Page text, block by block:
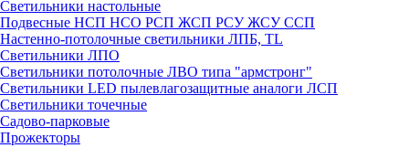
Светильники настольные
Подвесные НСП НСО РСП ЖСП РСУ ЖСУ ССП
Настенно-потолочные светильники ЛПБ, TL
Светильники ЛПО
Светильники потолочные ЛВО типа "армстронг"
Светильники LED пылевлагозащитные аналоги ЛСП
Светильники точечные
Садово-парковые
Прожекторы